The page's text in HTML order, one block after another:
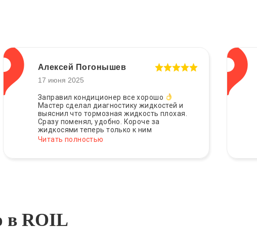
Алексей Погонышев
17 июня 2025
Заправил кондиционер все хорошо
Мастер сделал диагностику жидкостей и
выяснил что тормозная жидкость плохая.
Сразу поменял, удобно. Короче за
жидкосями теперь только к ним
Читать полностью
в ROIL